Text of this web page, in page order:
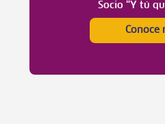
Socio “Y tú
Conoce